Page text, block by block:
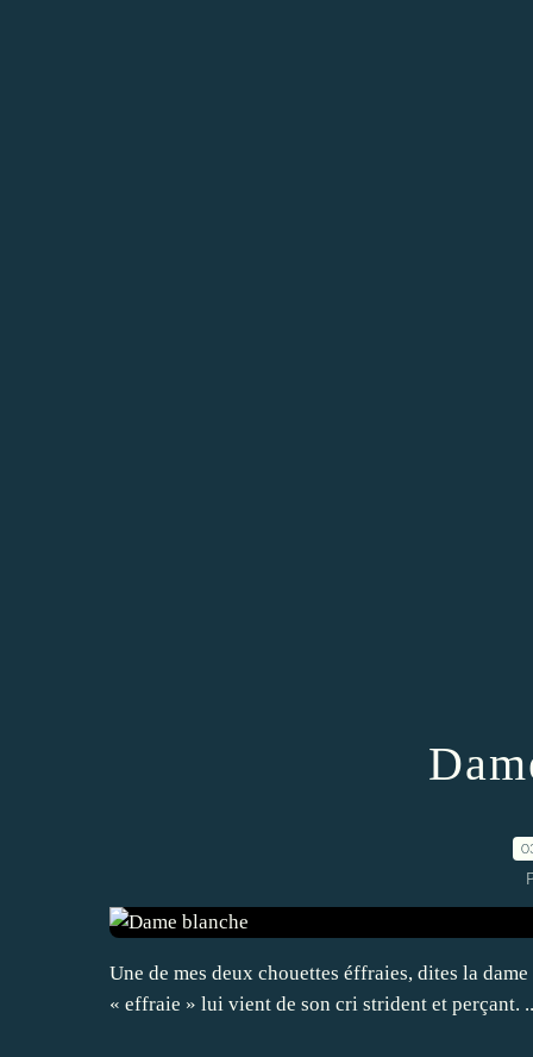
Une de mes deux chouettes éffraies, dites la
« effraie » lui vient de son cri strident et perçant.